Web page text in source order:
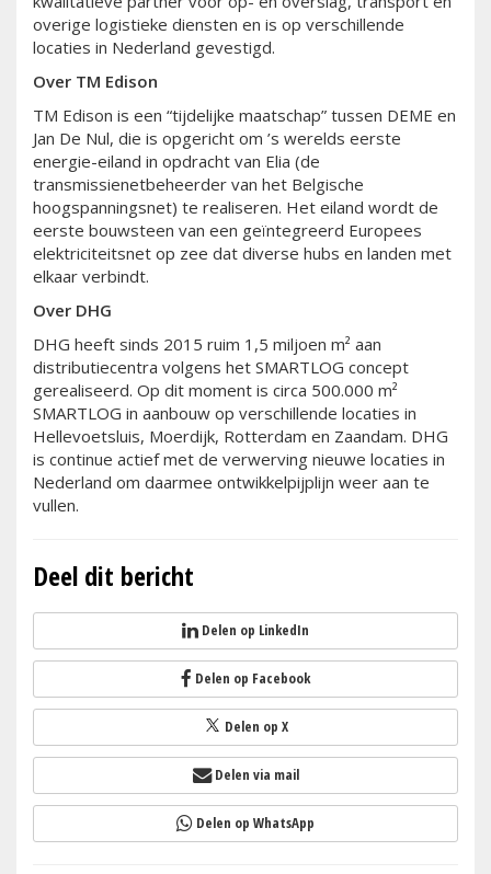
overige logistieke diensten en is op verschillende
locaties in Nederland gevestigd.
Over TM Edison
TM Edison is een “tijdelijke maatschap” tussen DEME en
Jan De Nul, die is opgericht om ’s werelds eerste
energie-eiland in opdracht van Elia (de
transmissienetbeheerder van het Belgische
hoogspanningsnet) te realiseren. Het eiland wordt de
eerste bouwsteen van een geïntegreerd Europees
elektriciteitsnet op zee dat diverse hubs en landen met
elkaar verbindt.
Over DHG
DHG heeft sinds 2015 ruim 1,5 miljoen m² aan
distributiecentra volgens het SMARTLOG concept
gerealiseerd. Op dit moment is circa 500.000 m²
SMARTLOG in aanbouw op verschillende locaties in
Hellevoetsluis, Moerdijk, Rotterdam en Zaandam. DHG
is continue actief met de verwerving nieuwe locaties in
Nederland om daarmee ontwikkelpijplijn weer aan te
vullen.
Deel dit bericht
Delen op LinkedIn
Delen op Facebook
Delen op X
Delen via mail
Delen op WhatsApp